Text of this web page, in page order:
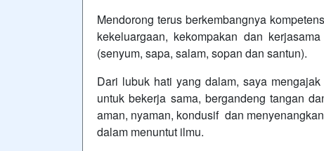
Mendorong terus berkembangnya
kekeluargaan, kekompakan dan
(senyum, sapa, salam, sopan dan santun).
Dari lubuk hati yang dalam, saya
untuk bekerja sama, bergandeng tangan
aman, nyaman, kondusif dan
dalam menuntut ilmu.